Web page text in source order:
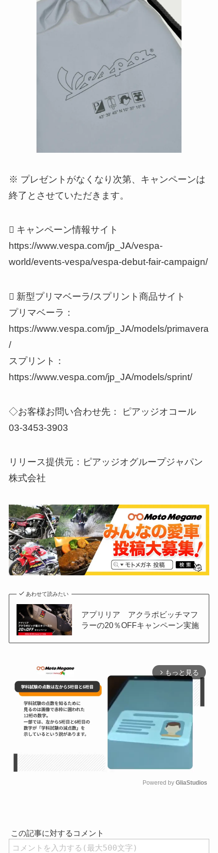
※ プレゼントがなくなり次第、キャンペーンは
終了とさせていただきます。
 キャンペーン情報サイト
https://www.vespa.com/jp_JA/vespa-
world/events-vespa/vespa-debut-fair-campaign/
 新型プリマベーラ/スプリント商品サイト
プリマベーラ：
https://www.vespa.com/jp_JA/models/primavera
/
スプリント：
https://www.vespa.com/jp_JA/models/sprint/
◇お客様お問い合わせ先： ピアッジオコール
03-3453-3903
リリース提供元：ピアッジオグループジャパン
株式会社
あわせて読みたい
アプリリア アクラポビッチマフ
ラーの20％OFFキャンペーン実施
arrow_forward_ios もっと見る
Powered by GliaStudios